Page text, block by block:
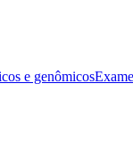
e genômicos